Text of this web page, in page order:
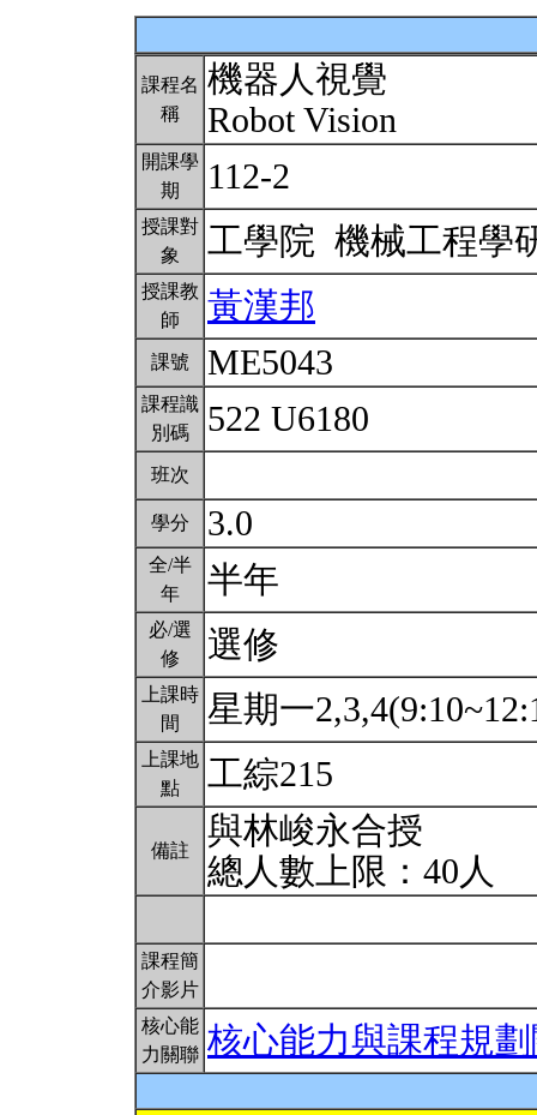
課程名
稱
機器人視覺
Robot Vision
開課學
期
112-2
授課對
象
工學院 機械工程學
授課教
師
黃漢邦
課號 ME5043
課程識
別碼
522 U6180
班次
學分 3.0
全/半
年
半年
必/選
修
選修
上課時
間
星期一
上課地
點
工綜215
備註
與林峻永合授
總人數上限：40人
課程簡
介影片
核心能
力關聯 核心能力與課程規